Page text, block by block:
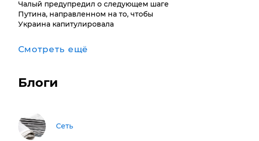
Чалый предупредил о следующем шаге
Путина, направленном на то, чтобы
Украина капитулировала
Смотреть ещё
Блоги
Сеть